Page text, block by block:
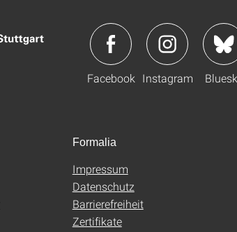
Facebook Instagram
Formalia
Impressum
Datenschutz
Barrierefreiheit
Zertifikate